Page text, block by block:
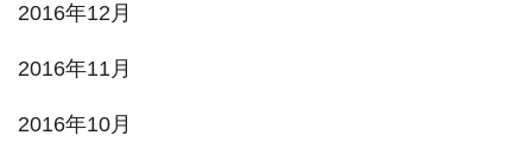
2016年12月
2016年11月
2016年10月